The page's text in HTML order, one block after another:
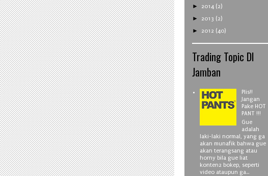
► 2014 (2)
► 2013 (2)
► 2012 (40)
Trading Topic DI
Jamban
Plis!!
Jangan
Pake HOT
PANT !!!
Gue
adalah
laki-laki normal, yang ga
akan munafik bahwa gue
akan terangsang atau
horny bila gue liat
konten2 bokep, seperti
video ataupun ga...